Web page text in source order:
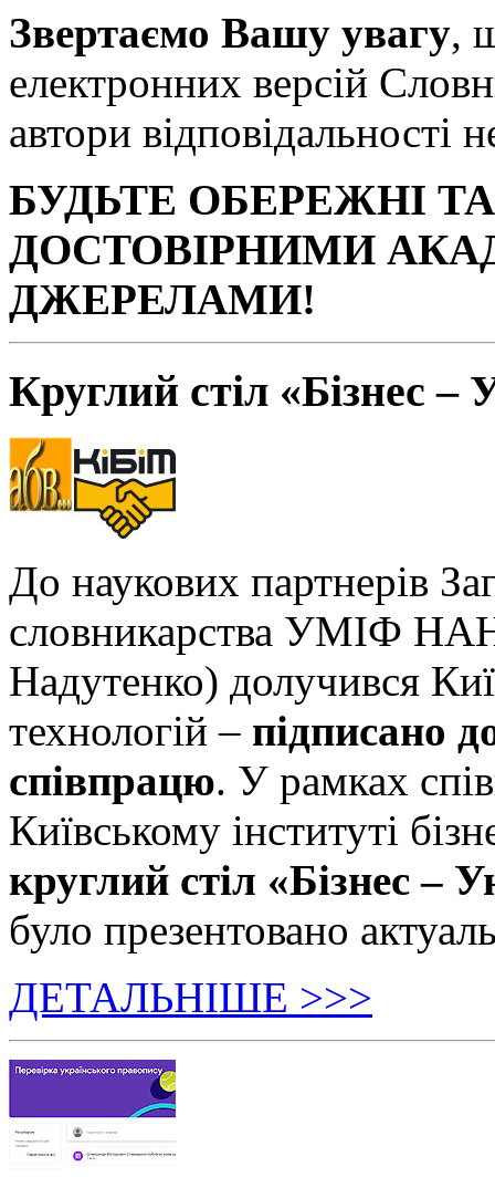
Звертаємо Вашу увагу,
електронних версій
автори відповідальності
БУДЬТЕ ОБЕРЕЖНІ
ДОСТОВІРНИМИ
ДЖЕРЕЛАМИ!
Круглий стіл «Бізнес –
До наукових партнерів
словникарства УМІФ
Надутенко) долучився
технологій – підписано
співпрацю. У рамках
Київському інституті
круглий стіл «Бізнес –
було презентовано
ДЕТАЛЬНІШЕ >>>